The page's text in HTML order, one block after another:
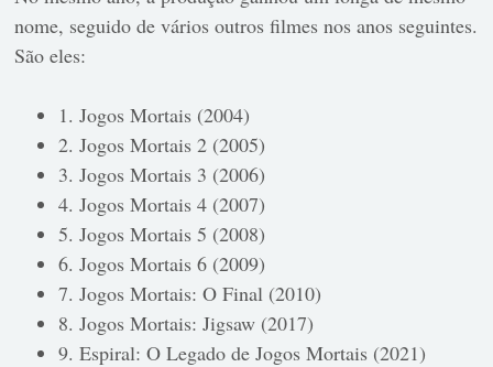
nome, seguido de vários outros filmes nos anos seguintes.
São eles:
1. Jogos Mortais (2004)
2. Jogos Mortais 2 (2005)
3. Jogos Mortais 3 (2006)
4. Jogos Mortais 4 (2007)
5. Jogos Mortais 5 (2008)
6. Jogos Mortais 6 (2009)
7. Jogos Mortais: O Final (2010)
8. Jogos Mortais: Jigsaw (2017)
9. Espiral: O Legado de Jogos Mortais (2021)